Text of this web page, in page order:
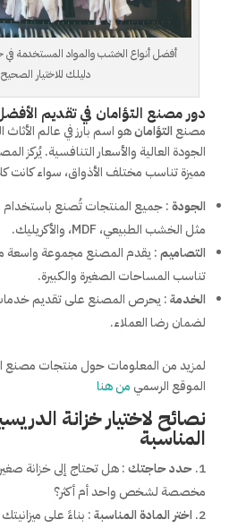
أفضل أنواع الخشب والمواد المستخدمة في
دليلك للاختيار الصحيح
دور مصنع التؤامان في تقديم
مصنع التؤامانهو اسم بارز في عالم
الجودة العالية والأسعار التنافسية. يُركز
مميزة تناسب مختلف الأذواق، سواء كانت
الجودة: جميع المنتجات تُصنع باستخدام
مثل الخشب الطبيعي، MDF، والأكريليك.
التصاميم: يقدم المصنع مجموعة واسعة
تناسب المساحات الصغيرة والكبيرة.
الخدمة: يحرص المصنع على تقديم خدمات
لضمان رضا العملاء.
لمزيد من المعلومات حول منتجات مصنع
الموقع الرسمي من هنا
نصائح لاختيار خزانة
المناسبة
حدد حاجتك: هل تحتاج إلى خزانة
مخصصة لشخص واحد أم أكثر؟
اختر المادة المناسبة: بناءً على